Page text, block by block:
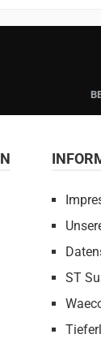
auf Rechnung
ST